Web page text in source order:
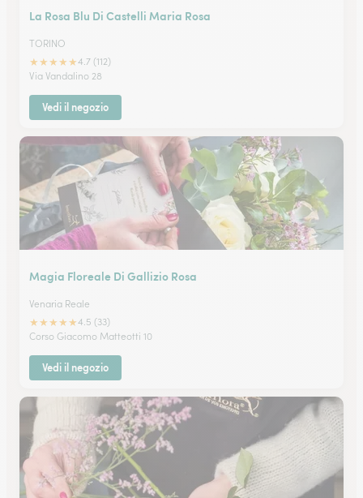
La Rosa Blu Di Castelli Maria Rosa
TORINO
★★★★★4.7 (112)
Via Vandalino 28
Vedi il negozio
Magia Floreale Di Gallizio Rosa
Venaria Reale
★★★★★4.5 (33)
Corso Giacomo Matteotti 10
Vedi il negozio